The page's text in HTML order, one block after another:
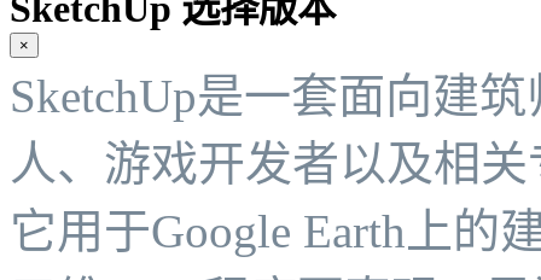
SketchUp 选择版本
×
SketchUp是一套面向建
人、游戏开发者以及相
它用于Google Earth上的